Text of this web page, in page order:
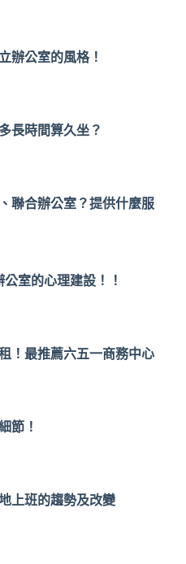
辦公室的風格！
長時間算久坐？
聯合辦公室？提供什麼服
室的心理建設！！
！最推薦六五一商務中心
節！
上班的趨勢及改變